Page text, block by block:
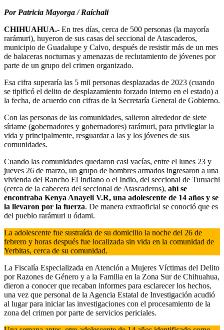
Por Patricia Mayorga / Raíchali
CHIHUAHUA.- En tres días, cerca de 500 personas (la mayoría
rarámuri), huyeron de sus casas del seccional de Atascaderos,
municipio de Guadalupe y Calvo, después de resistir más de un mes
de balaceras nocturnas y amenazas de reclutamiento de jóvenes por
parte de un grupo del crimen organizado.
Esa cifra superaría las 5 mil personas desplazadas de 2023 (cuando
se tipificó el delito de desplazamiento forzado interno en el estado) a
la fecha, de acuerdo con cifras de la Secretaría General de Gobierno.
Con las personas de las comunidades, salieron alrededor de siete
síriame (gobernadores y gobernadores) rarámuri, para privilegiar la
vida y principalmente, resguardar a las y los jóvenes de sus
comunidades.
Cuando las comunidades quedaron casi vacías, entre el lunes 23 y
jueves 26 de marzo, un grupo de hombres armados ingresaron a una
vivienda del Rancho El Indiano o el Indio, del seccional de Turuachi
(cerca de la cabecera del seccional de Atascaderos), ahí se
encontraba Kenya Anayeli V.R, una adolescente de 14 años y se
la llevaron por la fuerza. De manera extraoficial se conoció que es
del pueblo rarámuri u ódami.
La adolescente fue sustraída de su domicilio la noche del 26 de
febrero y horas después fue localizada sin vida en la comunidad de
Yerbitas, cerca de su comunidad.
La Fiscalía Especializada en Atención a Mujeres Víctimas del Delito
por Razones de Género y a la Familia en la Zona Sur de Chihuahua,
dieron a conocer que recaban informes para esclarecer los hechos,
una vez que personal de la Agencia Estatal de Investigación acudió
al lugar para iniciar las investigaciones con el procesamiento de la
zona del crimen por parte de servicios periciales.